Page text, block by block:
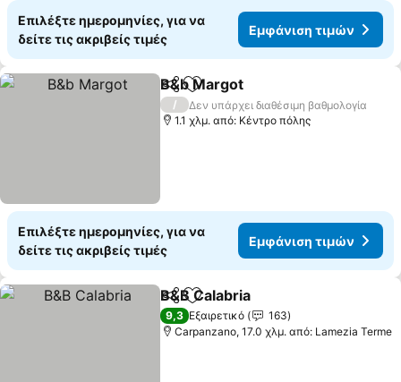
Επιλέξτε ημερομηνίες, για να
δείτε τις ακριβείς τιμές
Εμφάνιση τιμών
Κοινοποίηση
Προσθήκη στα αγαπημένα
B&b Margot
/
Δεν υπάρχει διαθέσιμη βαθμολογία
1.1 χλμ. από: Κέντρο πόλης
Επιλέξτε ημερομηνίες, για να
δείτε τις ακριβείς τιμές
Εμφάνιση τιμών
Κοινοποίηση
Προσθήκη στα αγαπημένα
B&B Calabria
9,3 Εξαιρετικό
163
Carpanzano, 17.0 χλμ. από: Lamezia Terme